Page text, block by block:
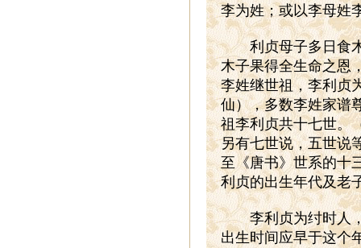
李为姓；或以李母
利贞母子多日食木
木子果得全生命之恩
李姓继世祖，李利贞
仙），多数李姓家谱
祖李利贞共十七世。
另有七世说，五世说
至《唐书》世系的十
利贞的出生年代及老
李利贞为纣时人，
出生时间应早于这个